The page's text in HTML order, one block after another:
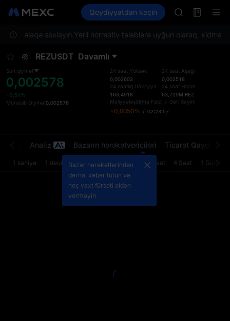
Futures TradFi Information
Qeydiyyatdan keçin
CASHCAT
UNITREE
SPCX
CASHCAT
HFT
UNITREE
ilə əlaqə saxlayın. Yerli normativ tələblərə uyğun olaraq,
REZUSDT Davamlı
Son qiymət
0,002578
+0,54%
Münasib Qiymət0,002578
24 saat Yüksək
0,002602
24 saatlıq Dövriyyə
163,491K
24 saat Aşağı
0,002518
24 saat Həcm
63,729M REZ
Maliyyələşdirmə Faizi / Geri Sayım
+0,0050% / 02:23:57
Analiz Bazarın hərəkətvericiləri Ticarət Qaydaları
1 saniyə 1 dəqiqə 5 dəqiqə 15 dəqiqə 1 Saat 4 Saat 1 Gün
Bazar hərəkətlərindən
dərhal xəbər tutun və
heç vaxt fürsəti əldən
verməyin